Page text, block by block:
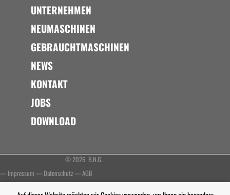
UNTERNEHMEN
NEUMASCHINEN
GEBRAUCHTMASCHINEN
NEWS
KONTAKT
JOBS
DOWNLOAD
© 2026 B.N.G.
— Impressum — Datenschutz—AGB